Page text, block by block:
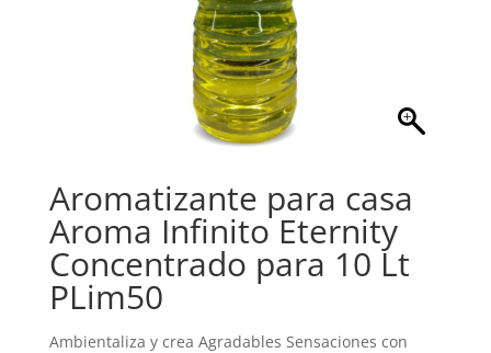
Aromatizante para casa
Aroma Infinito Eternity
Concentrado para 10 Lt
PLim50
Ambientaliza y crea Agradables Sensaciones con